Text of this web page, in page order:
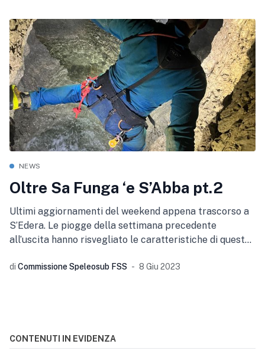
NEWS
Oltre Sa Funga ‘e S’Abba pt.2
Ultimi aggiornamenti del weekend appena trascorso a
S’Edera. Le piogge della settimana precedente
all’uscita hanno risvegliato le caratteristiche di questa
di Commissione Speleosub FSS 8 Giu 2023
CONTENUTI IN EVIDENZA